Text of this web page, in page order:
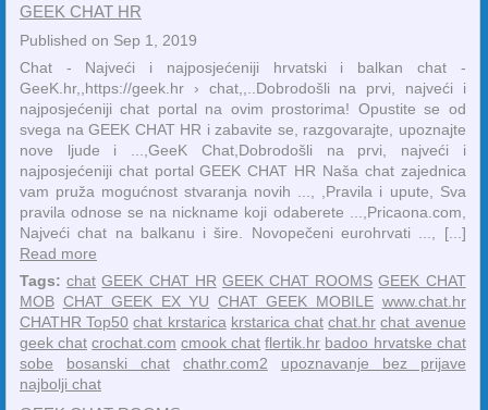
GEEK CHAT HR
Published on Sep 1, 2019
Chat - Najveći i najposjećeniji hrvatski i balkan chat -
GeeK.hr,,https://geek.hr › chat,,..Dobrodošli na prvi, najveći i
najposjećeniji chat portal na ovim prostorima! Opustite se od
svega na GEEK CHAT HR i zabavite se, razgovarajte, upoznajte
nove ljude i ...,GeeK Chat,Dobrodošli na prvi, najveći i
najposjećeniji chat portal GEEK CHAT HR Naša chat zajednica
vam pruža mogućnost stvaranja novih ..., ,Pravila i upute, Sva
pravila odnose se na nickname koji odaberete ...,Pricaona.com,
Najveći chat na balkanu i šire. Novopečeni eurohrvati ..., [...]
Read more
Tags: chat GEEK CHAT HR GEEK CHAT ROOMS GEEK CHAT
MOB CHAT GEEK EX YU CHAT GEEK MOBILE www.chat.hr
CHATHR Top50 chat krstarica krstarica chat chat.hr chat avenue
geek chat crochat.com cmook chat flertik.hr badoo hrvatske chat
sobe
bosanski chat chathr.com2
upoznavanje bez prijave
najbolji chat